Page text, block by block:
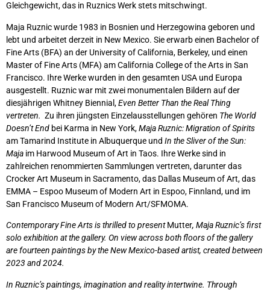
Gleichgewicht, das in Ruznics Werk stets mitschwingt.
Maja Ruznic wurde 1983 in Bosnien und Herzegowina geboren und
lebt und arbeitet derzeit in New Mexico. Sie erwarb einen Bachelor of
Fine Arts (BFA) an der University of California, Berkeley, und einen
Master of Fine Arts (MFA) am California College of the Arts in San
Francisco. Ihre Werke wurden in den gesamten USA und Europa
ausgestellt. Ruznic war mit zwei monumentalen Bildern auf der
diesjährigen Whitney Biennial,Even Better Than the Real Thing
vertreten. Zu ihren jüngsten Einzelausstellungen gehören The World
Doesn’t End bei Karma in New York,Maja Ruznic: Migration of Spirits
am Tamarind Institute in Albuquerque und In the Sliver of the Sun:
Maja im Harwood Museum of Art in Taos. Ihre Werke sind in
zahlreichen renommierten Sammlungen vertreten, darunter das
Crocker Art Museum in Sacramento, das Dallas Museum of Art, das
EMMA – Espoo Museum of Modern Art in Espoo, Finnland, und im
San Francisco Museum of Modern Art/SFMOMA.
Contemporary Fine Arts is thrilled to presentMutter, Maja Ruznic’s first
solo exhibition at the gallery. On view across both floors of the gallery
are fourteen paintings by the New Mexico-based artist, created between
2023 and 2024.
In Ruznic’s paintings, imagination and reality intertwine. Through